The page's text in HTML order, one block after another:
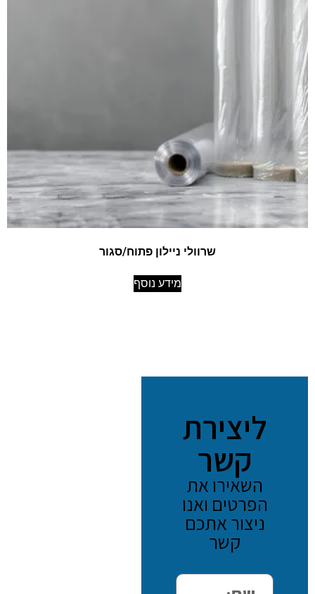
שרוולי ניילון פתוח/סגור
מידע נוסף
ליצירת
קשר
השאירו את
הפרטים ואנו
ניצור אתכם
קשר